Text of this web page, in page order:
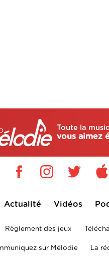
Toute la
vous aimez
Actualité Vidéos
Règlement des jeux
sur Mélodie La